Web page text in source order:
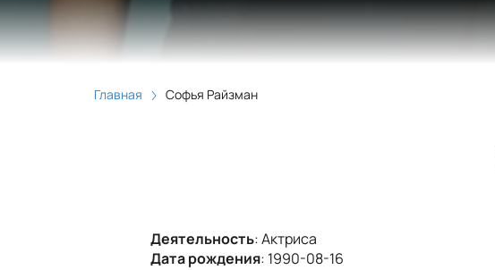
Главная Софья Райзман
Деятельность:Актриса
Дата рождения: 1990-08-16